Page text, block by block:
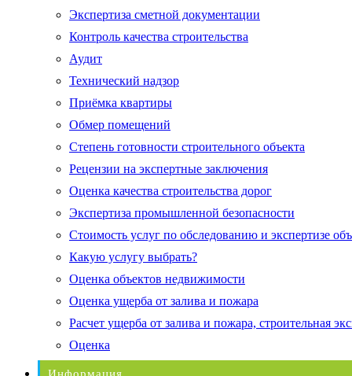
Экспертиза сметной документации
Контроль качества строительства
Аудит
Технический надзор
Приёмка квартиры
Обмер помещений
Степень готовности строительного объекта
Рецензии на экспертные заключения
Оценка качества строительства дорог
Экспертиза промышленной безопасности
Стоимость услуг по обследованию и экспертизе
Какую услугу выбрать?
Оценка объектов недвижимости
Оценка ущерба от залива и пожара
Расчет ущерба от залива и пожара, строительная
Оценка